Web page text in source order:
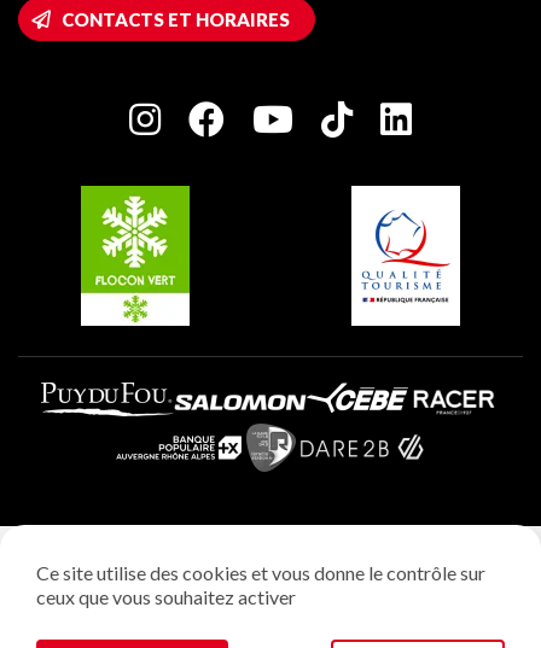
Accès Wifi
Maison des Propriétaires
Charte des Acteurs Engagés
Plagne 1800
Plagne Villages
Plagne Aime 2000
CONTACTS ET HORAIRES
Ce site utilise des cookies et vous donne le contrôle sur
ceux que vous souhaitez activer